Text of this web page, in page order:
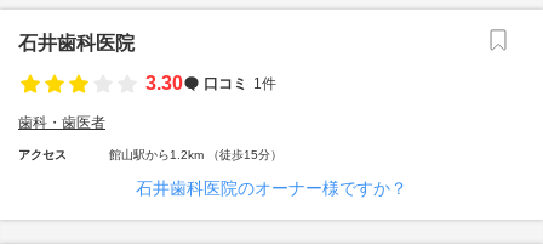
石井歯科医院
3.30
口コミ 1件
歯科・歯医者
アクセス 館山駅から1.2km （徒歩15分）
石井歯科医院のオーナー様ですか？